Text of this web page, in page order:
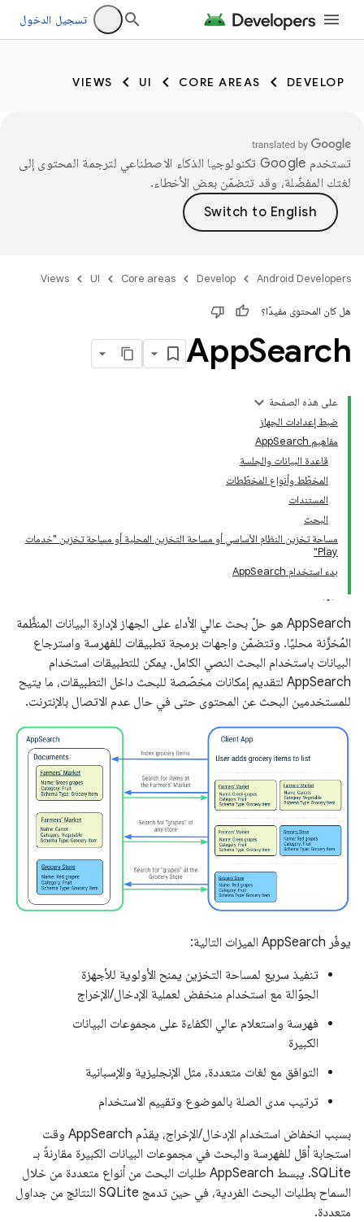
تسجيل الدخول
DEVELOP
CORE AREAS
UI
VIEWS
تستخدم Google تكنولوجيا الذكاء الاصطناعي لترجمة المحتوى إلى
لغتك المفضّلة، وقد تتضمّن بعض الأخطاء.
Android Developers
Develop
Core areas
UI
Views
هل كان المحتوى مفيدًا؟
AppSearch
على هذه الصفحة
ضبط إعدادات الجهاز
مفاهيم AppSearch
قاعدة البيانات والجلسة
المخطّط وأنواع المخطّطات
المستندات
البحث
مساحة تخزين النظام الأساسي أو مساحة التخزين المحلية أو مساحة تخزين "خدمات
Play"
بدء استخدام AppSearch
‫AppSearch هو حلّ بحث عالي الأداء على الجهاز لإدارة البيانات المنظَّمة
المُخزَّنة محليًا. وتتضمّن واجهات برمجة تطبيقات للفهرسة واسترجاع
البيانات باستخدام البحث النصي الكامل. يمكن للتطبيقات استخدام
AppSearch لتقديم إمكانات مخصّصة للبحث داخل التطبيقات، ما يتيح
للمستخدمين البحث عن المحتوى حتى في حال عدم الاتصال بالإنترنت.
يوفّر AppSearch الميزات التالية:
تنفيذ سريع لمساحة التخزين يمنح الأولوية للأجهزة
الجوّالة مع استخدام منخفض لعملية الإدخال/الإخراج
فهرسة واستعلام عالي الكفاءة على مجموعات البيانات
الكبيرة
التوافق مع لغات متعددة، مثل الإنجليزية والإسبانية
ترتيب مدى الصلة بالموضوع وتقييم الاستخدام
بسبب انخفاض استخدام الإدخال/الإخراج، يقدّم AppSearch وقت
استجابة أقل للفهرسة والبحث في مجموعات البيانات الكبيرة مقارنةً بـ
SQLite. يبسط AppSearch طلبات البحث من أنواع متعددة من خلال
السماح بطلبات البحث الفردية، في حين تدمج SQLite النتائج من جداول
متعددة.